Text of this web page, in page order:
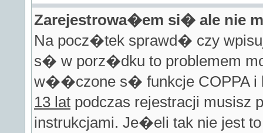
Zarejestrowa�em si� ale nie
Na pocz�tek sprawd� czy
s� w porz�dku to problemem
w��czone s� funkcje
13 lat podczas rejestracji
instrukcjami. Je�eli tak nie jest